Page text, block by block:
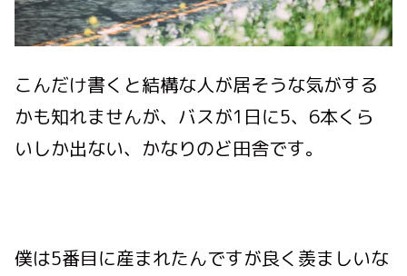
こんだけ書くと結構な人が居そうな気がする
かも知れませんが、バスが1日に5、6本くら
いしか出ない、かなりのど田舎です。
僕は5番目に産まれたんですが良く羨ましいな